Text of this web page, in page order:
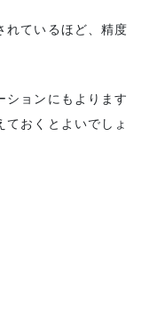
れているほど、精度
ションにもよります
おくとよいでしょ